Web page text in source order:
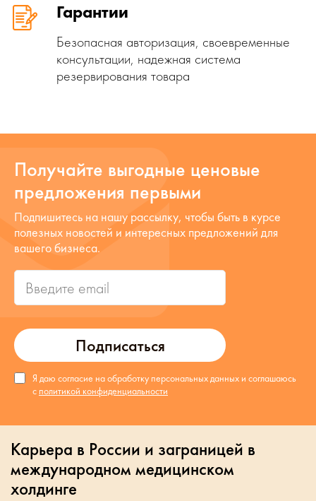
Гарантии
Безопасная авторизация, своевременные
консультации, надежная система
резервирования товара
Получайте выгодные ценовые
предложения первыми
Подписаться
Подпишитесь на нашу рассылку, чтобы быть в курсе
полезных новостей и интересных предложений для
вашего бизнеса.
Я даю согласие на обработку персональных данных и соглашаюсь
с политикой конфиденциальности
Карьера в России и заграницей в
международном медицинском
холдинге